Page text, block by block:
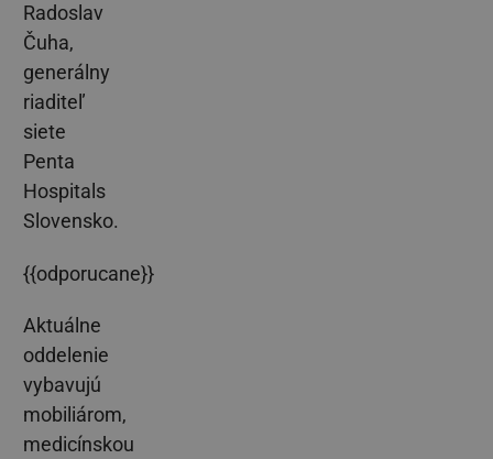
Radoslav
Čuha,
generálny
riaditeľ
siete
Penta
Hospitals
Slovensko.
{{odporucane}}
Aktuálne
oddelenie
vybavujú
mobiliárom,
medicínskou